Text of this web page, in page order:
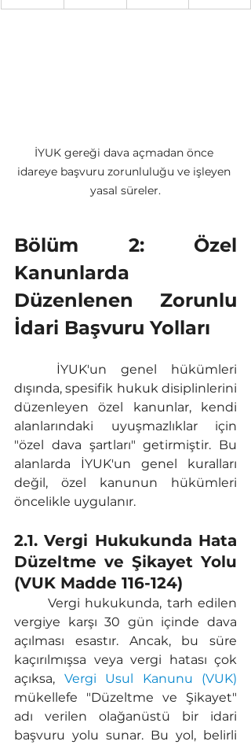
İYUK gereği dava açmadan önce
idareye başvuru zorunluluğu ve işleyen
yasal süreler.
Bölüm 2: Özel
Kanunlarda
Düzenlenen Zorunlu
İdari Başvuru Yolları
dışında, spesifik hukuk disiplinlerini
düzenleyen özel kanunlar, kendi
alanlarındaki uyuşmazlıklar için
"özel dava şartları" getirmiştir. Bu
alanlarda İYUK'un genel kuralları
değil, özel kanunun hükümleri
öncelikle uygulanır.
2.1. Vergi Hukukunda Hata
Düzeltme ve Şikayet Yolu
(VUK Madde 116-124)
vergiye karşı 30 gün içinde dava
açılması esastır. Ancak, bu süre
kaçırılmışsa veya vergi hatası çok
açıksa,
mükellefe "Düzeltme ve Şikayet"
adı verilen olağanüstü bir idari
başvuru yolu sunar. Bu yol, belirli